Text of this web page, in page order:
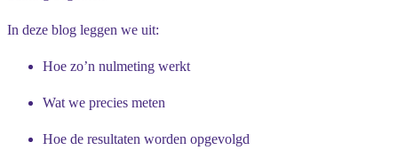
In deze blog leggen we uit:
Hoe zo’n nulmeting werkt
Wat we precies meten
Hoe de resultaten worden opgevolgd